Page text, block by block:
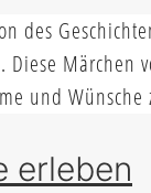
des
Märchen
und Wünsche
erleben